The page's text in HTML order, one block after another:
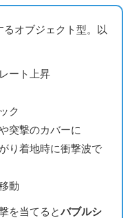
るオブジェクト型。以
ート上昇
ク
突撃のカバーに
り着地時に衝撃波で
動
を当てると バブルシ